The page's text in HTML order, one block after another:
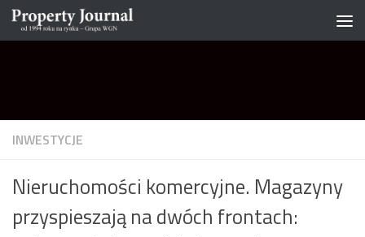
Skip to content
INWESTYCJE
Nieruchomości komercyjne. Magazyny
przyspieszają na dwóch frontach: